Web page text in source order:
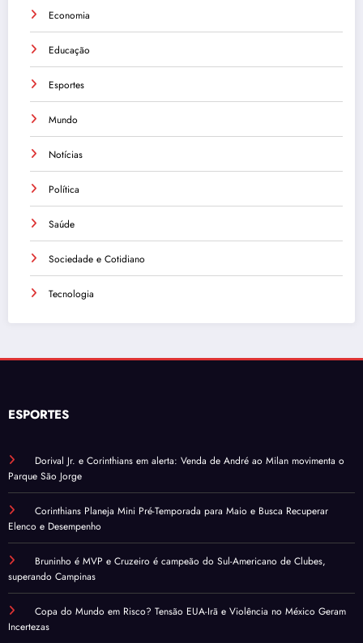
Economia
Educação
Esportes
Mundo
Notícias
Política
Saúde
Sociedade e Cotidiano
Tecnologia
ESPORTES
Dorival Jr. e Corinthians em alerta: Venda de André ao Milan movimenta o
Parque São Jorge
Corinthians Planeja Mini Pré-Temporada para Maio e Busca Recuperar
Elenco e Desempenho
Bruninho é MVP e Cruzeiro é campeão do Sul-Americano de Clubes,
superando Campinas
Copa do Mundo em Risco? Tensão EUA-Irã e Violência no México Geram
Incertezas